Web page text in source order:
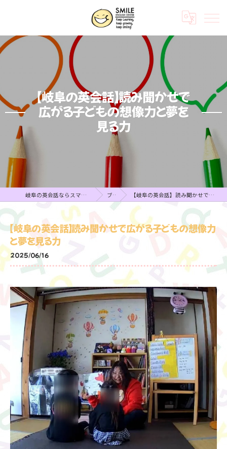
【岐阜の英会話】読み聞かせで
広がる子どもの想像力と夢を
見る力
岐阜の英会話ならスマイルイングリッシュセンター ブログ 【岐阜の英会話】読み聞かせで広がる子どもの想像力と夢を見る力
【岐阜の英会話】読み聞かせで広がる子どもの想像力
と夢を見る力
2025/06/16